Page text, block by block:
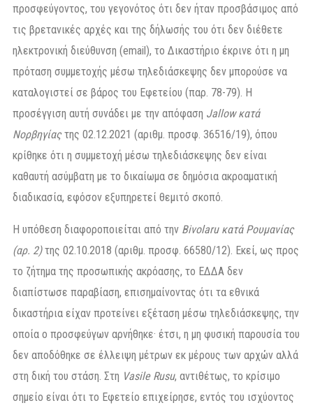
προσφεύγοντος, του γεγονότος ότι δεν ήταν προσβάσιμος από
τις βρετανικές αρχές και της δήλωσής του ότι δεν διέθετε
ηλεκτρονική διεύθυνση (email), το Δικαστήριο έκρινε ότι η μη
πρόταση συμμετοχής μέσω τηλεδιάσκεψης δεν μπορούσε να
καταλογιστεί σε βάρος του Εφετείου (παρ. 78-79). Η
προσέγγιση αυτή συνάδει με την απόφαση Jallow κατά
Νορβηγίαςτης 02.12.2021 (αριθμ. προσφ. 36516/19), όπου
κρίθηκε ότι η συμμετοχή μέσω τηλεδιάσκεψης δεν είναι
καθαυτή ασύμβατη με το δικαίωμα σε δημόσια ακροαματική
διαδικασία, εφόσον εξυπηρετεί θεμιτό σκοπό.
Η υπόθεση διαφοροποιείται από την Bivolaru κατά Ρουμανίας
(αρ. 2)της 02.10.2018 (αριθμ. προσφ. 66580/12). Εκεί, ως προς
το ζήτημα της προσωπικής ακρόασης, το ΕΔΔΑ δεν
διαπίστωσε παραβίαση, επισημαίνοντας ότι τα εθνικά
δικαστήρια είχαν προτείνει εξέταση μέσω τηλεδιάσκεψης, την
οποία ο προσφεύγων αρνήθηκε· έτσι, η μη φυσική παρουσία του
δεν αποδόθηκε σε έλλειψη μέτρων εκ μέρους των αρχών αλλά
στη δική του στάση. Στη Vasile Rusu, αντιθέτως, το κρίσιμο
σημείο είναι ότι το Εφετείο επιχείρησε, εντός του ισχύοντος